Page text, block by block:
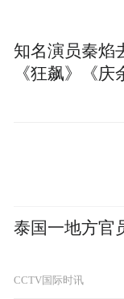
深知高新区
发展上。此
重新核定主
公开数据显
增加值同比增
亿元，同比增
知名演员秦焰
《狂飙》《庆
泰国一地方官
CCTV国际时讯